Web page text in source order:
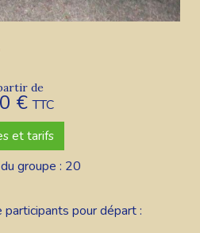
de
€TTC
et tarifs
groupe : 20
participants pour départ :